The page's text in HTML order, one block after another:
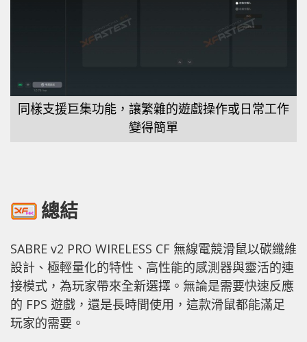
同樣支援巨集功能，讓繁雜的遊戲操作或日常工作
變得簡單
總結
SABRE v2 PRO WIRELESS CF 無線電競滑鼠以碳纖維
設計、極輕量化的特性、高性能的感測器與靈活的連
接模式，為玩家帶來全新選擇。無論是需要快速反應
的 FPS 遊戲，還是長時間使用，這款滑鼠都能滿足
玩家的需要。